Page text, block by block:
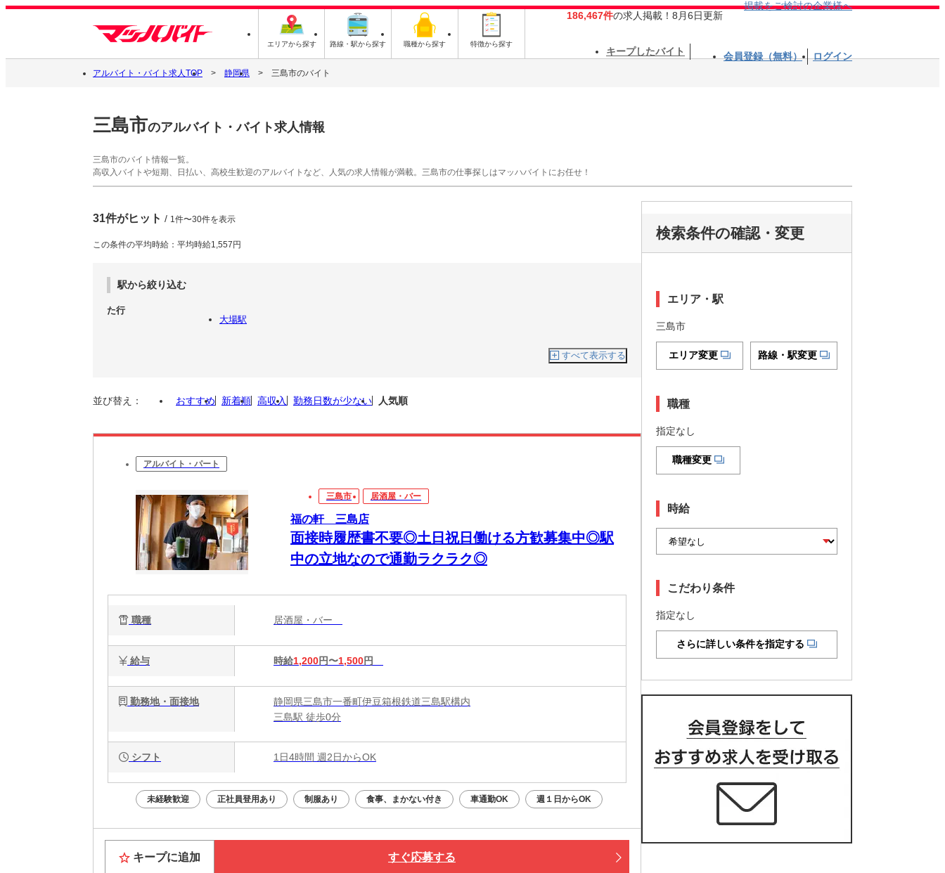
エリアから探す 路線・駅から探す 職種から探す 特徴から探す
186,467件の求人掲載！8月6日更新
掲載をご検討の企業様へ
キープしたバイト 会員登録（無料） ログイン
アルバイト・バイト求人TOP 静岡県 三島市のバイト
三島市のアルバイト・バイト求人情報
三島市のバイト情報一覧。
高収入バイトや短期、日払い、高校生歓迎のアルバイトなど、人気の求人情報が満載。三島市の仕事探しはマッハバイトにお任せ！
31件がヒット / 1件〜30件を表示
この条件の平均時給：平均時給1,557円
駅から絞り込む
た行
大場駅
すべて表示する
並び替え： おすすめ 新着順 高収入 勤務日数が少ない 人気順
アルバイト・パート
三島市 居酒屋・バー
福の軒 三島店
面接時履歴書不要◎土日祝日働ける方歓募集中◎駅
中の立地なので通勤ラクラク◎
職種 居酒屋・バー
給与 時給1,200円〜1,500円
勤務地・面接地
静岡県三島市一番町伊豆箱根鉄道三島駅構内
三島駅 徒歩0分
シフト 1日4時間 週2日からOK
未経験歓迎 正社員登用あり 制服あり 食事、まかない付き 車通勤OK 週１日からOK
キープに追加 すぐ応募する
検索条件の確認・変更
エリア・駅
三島市
エリア変更 路線・駅変更
職種
指定なし
職種変更
時給
こだわり条件
指定なし
さらに詳しい条件を指定する